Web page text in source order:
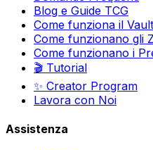
Blog e Guide TCG
Come funziona il
Come funzionano gli
Come funzionano i
🎬 Tutorial
✨ Creator Program
Lavora con Noi
Assistenza